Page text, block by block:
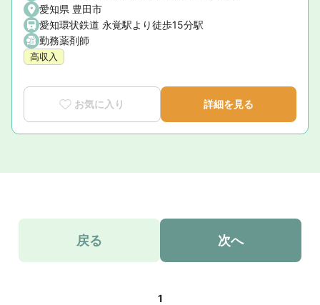
愛知県 豊田市
愛知環状鉄道 永覚駅より徒歩15分駅
勤務薬剤師
高収入
お気に入り 詳細を見る
戻る 次へ
1